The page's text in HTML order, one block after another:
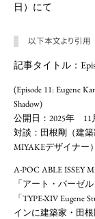
日）にて
以下本文より引用
記事タイトル：
(Episode 11: Eugene
Shadow)
公開日：2025年
対談：田根剛（建築
MIYAKEデザイナー）
A-POC ABLE ISSEY
「アート・バーゼ
「TYPE-XIV
インに建築家・田根